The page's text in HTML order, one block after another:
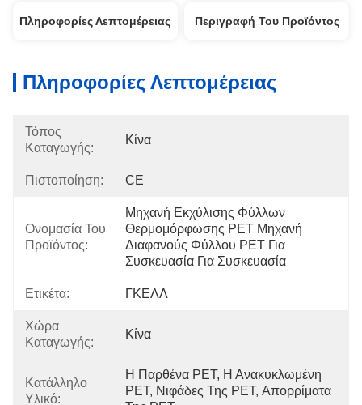
Πληροφορίες Λεπτομέρειας Περιγραφή Του Προϊόντος
Πληροφορίες Λεπτομέρειας
Τόπος
Καταγωγής:
Κίνα
Πιστοποίηση: CE
Ονομασία Του
Προϊόντος:
Μηχανή Εκχύλισης Φύλλων
Θερμομόρφωσης PET Μηχανή
Διαφανούς Φύλλου PET Για
Συσκευασία Για Συσκευασία
Ετικέτα: ΓΚΕΛΛ
Χώρα
Καταγωγής:
Κίνα
Κατάλληλο
Υλικό:
Η Παρθένα PET, Η Ανακυκλωμένη
PET, Νιφάδες Της PET, Απορρίματα